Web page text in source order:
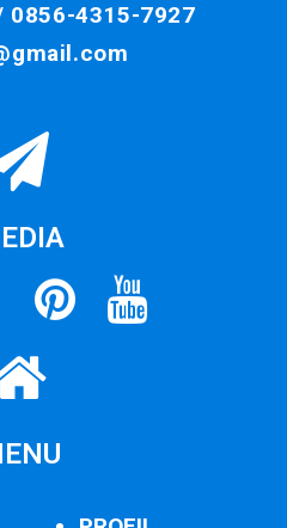
0856-4315-7927